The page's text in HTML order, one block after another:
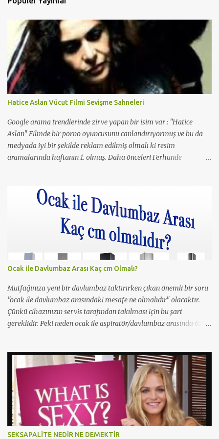
Hatice Aslan Vücut Filmi Sevişme Sahneleri
Google arama trendlerinde zirve yapan bir isim var : "Hatice
Aslan" Filmde bir porno oyuncusunu canlandırıyormuş ve bu da
medyada iyi bir şekilde reklam edilmiş olmalı ki resim
aramalarında haftanın 1. olmuş. Daha önceleri Ferhunde
bir sahnesi yer almış yazı içinde yer alan kare de o filmden.
Çıplaklık prim ediyor, filmin bi boka benzediğini sanmıyorum
ama konu porno olunca rağbet olacaktır, şimdiden iyi reklamı
Ocak ile Davlumbaz Arası Kaç cm Olmalı?
Mutfağınıza yeni bir davlumbaz taktırırken çıkan önemli bir soru
"ocak ile davlumbaz arasındaki mesafe ne olmalıdır" olacaktır.
Çünkü cihazınızın servis tarafından takılması için bu şart
gereklidir. Peki neden ocak ile aspiratör/davlumbaz arasında 65
artırır ve çıkacak bir yangında servisi/beyaz eşya firmasını
sorumlu kılar. Bu sebeple yetkili servisler 65cm'den 1cm bile kısa
olsalar montajı gerçekleştirmezler. Montaj yapmaları halinde ise
gereksiz bir risk almış olurlar. Bu yüzden mutfak dolabınızı
yaptırırken aspiratör/davlumbaz takılma mesefesini en 65cm
olacak şekilde yer bırakmaya dikkat etmelisiniz.
http://www.pasahome.com/3-BOY-ISIYA-DAYANIKLI-FIRFIRLI-
SEKSAPALİTE NEDİR NE DEMEKTİR